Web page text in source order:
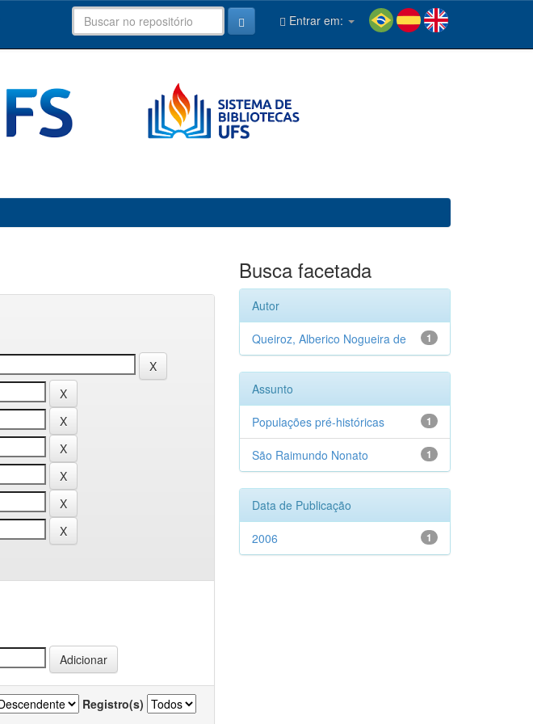
Entrar em:
Registro(s)
Busca facetada
Autor
1
Queiroz, Alberico Nogueira de
Assunto
1
Populações pré-históricas
1
São Raimundo Nonato
Data de Publicação
1
2006